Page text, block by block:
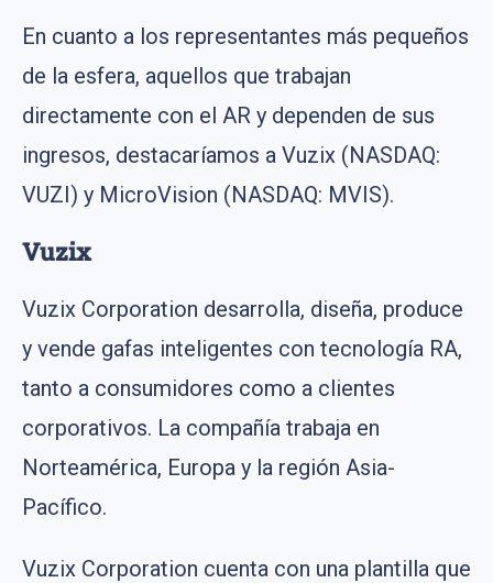
En cuanto a los representantes más pequeños
de la esfera, aquellos que trabajan
directamente con el AR y dependen de sus
ingresos, destacaríamos a Vuzix (NASDAQ:
VUZI) y MicroVision (NASDAQ: MVIS).
Vuzix
Vuzix Corporation desarrolla, diseña, produce
y vende gafas inteligentes con tecnología RA,
tanto a consumidores como a clientes
corporativos. La compañía trabaja en
Norteamérica, Europa y la región Asia-
Pacífico.
Vuzix Corporation cuenta con una plantilla que